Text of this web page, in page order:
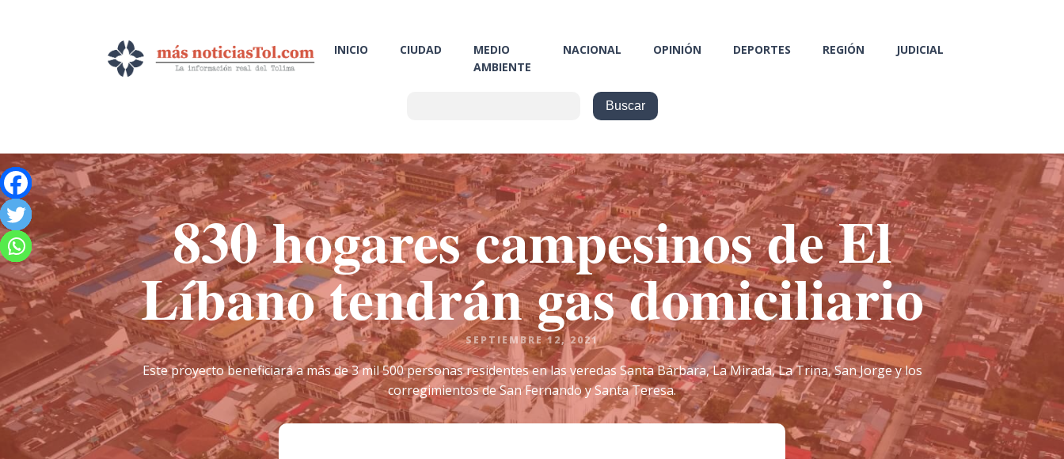
INICIO CIUDAD
MEDIO
AMBIENTE
NACIONAL OPINIÓN DEPORTES REGIÓN JUDICIAL
830 hogares campesinos de El
Líbano tendrán gas domiciliario
SEPTIEMBRE 12, 2021
Este proyecto beneficiará a más de 3 mil 500 personas residentes en las veredas Santa Bárbara, La Mirada, La Trina, San Jorge y los
corregimientos de San Fernando y Santa Teresa.